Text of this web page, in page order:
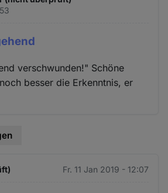
verschwunden!" Schöne
besser die Erkenntnis, er
Fr. 11 Jan 2019 - 12:07